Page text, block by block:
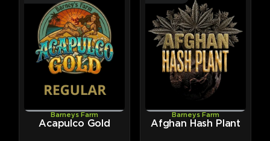
Barneys Farm
Acapulco Gold
Barneys Farm
Afghan Hash Plant